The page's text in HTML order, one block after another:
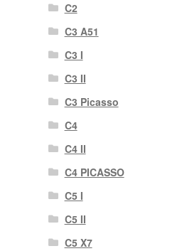
C2
C3 A51
C3 I
C3 II
C3 Picasso
C4
C4 II
C4 PICASSO
C5 I
C5 II
C5 X7